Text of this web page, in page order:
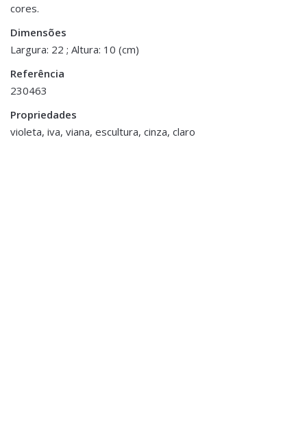
cores.
Dimensões
Largura: 22 ; Altura: 10 (cm)
Referência
230463
Propriedades
violeta, iva, viana, escultura, cinza, claro
Decoração
Jarra Cimento Gold
€65.00